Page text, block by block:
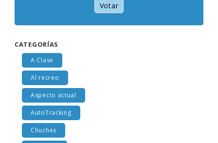
Votar
CATEGORÍAS
A Clase
Al recreo
Aspecto actual
AutoTracking
Chuches